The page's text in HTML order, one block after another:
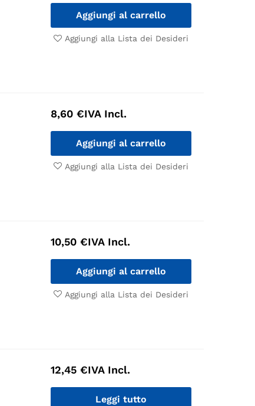
Aggiungi al carrello
Aggiungi alla Lista dei Desideri
8,60 €IVA Incl.
Aggiungi al carrello
Aggiungi alla Lista dei Desideri
10,50 €IVA Incl.
Aggiungi al carrello
Aggiungi alla Lista dei Desideri
12,45 €IVA Incl.
Leggi tutto